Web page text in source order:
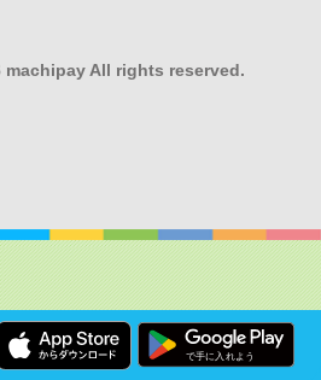
machipay All rights reserved.